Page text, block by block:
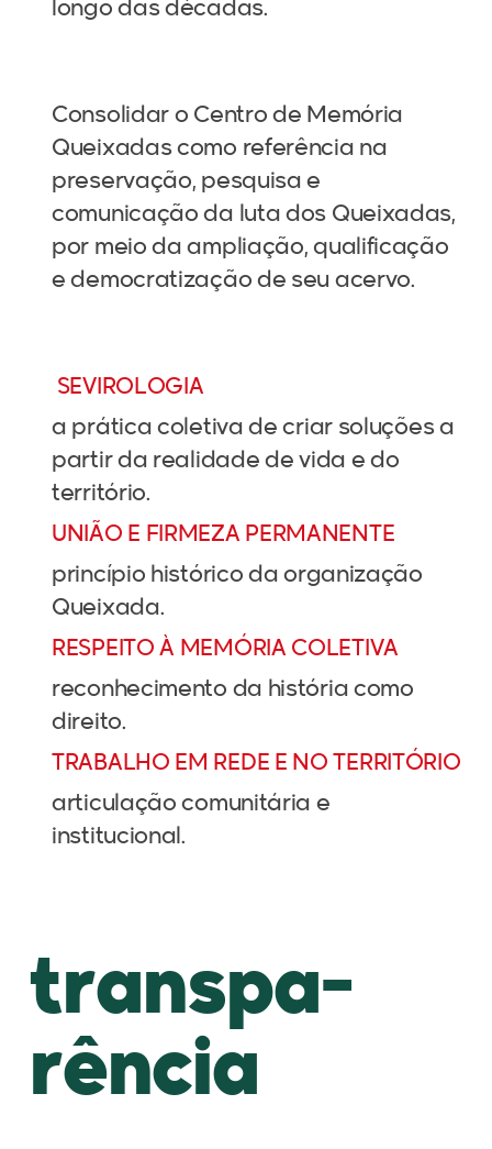
longo das décadas.
Consolidar o Centro de Memória
Queixadas como referência na
preservação, pesquisa e
comunicação da luta dos Queixadas,
por meio da ampliação, qualificação
e democratização de seu acervo.
SEVIROLOGIA
a prática coletiva de criar soluções a
partir da realidade de vida e do
território.
UNIÃO E FIRMEZA PERMANENTE
princípio histórico da organização
Queixada.
RESPEITO À MEMÓRIA COLETIVA
reconhecimento da história como
direito.
TRABALHO EM REDE E NO TERRITÓRIO
articulação comunitária e
institucional.
transpa-
rência